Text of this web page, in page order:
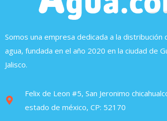
Somos una empresa dedicada a la distribución
agua, fundada en el año 2020 en la ciudad de
Jalisco.
Felix de Leon #5, San Jeronimo
estado de méxico, CP: 52170